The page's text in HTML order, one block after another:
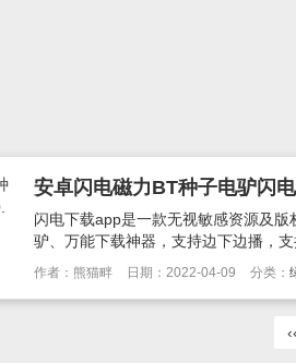
安卓闪电磁力BT种子电驴闪
闪电下载app是一款无视敏感资源及
驴、万能下载神器，支持边下边播，
作者：熊猫畔 日期：2022-04-09 分类：
‹‹